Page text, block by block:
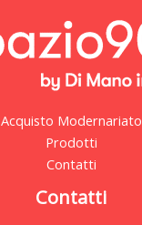
Acquisto Modernariato
Prodotti
Contatti
Contatti